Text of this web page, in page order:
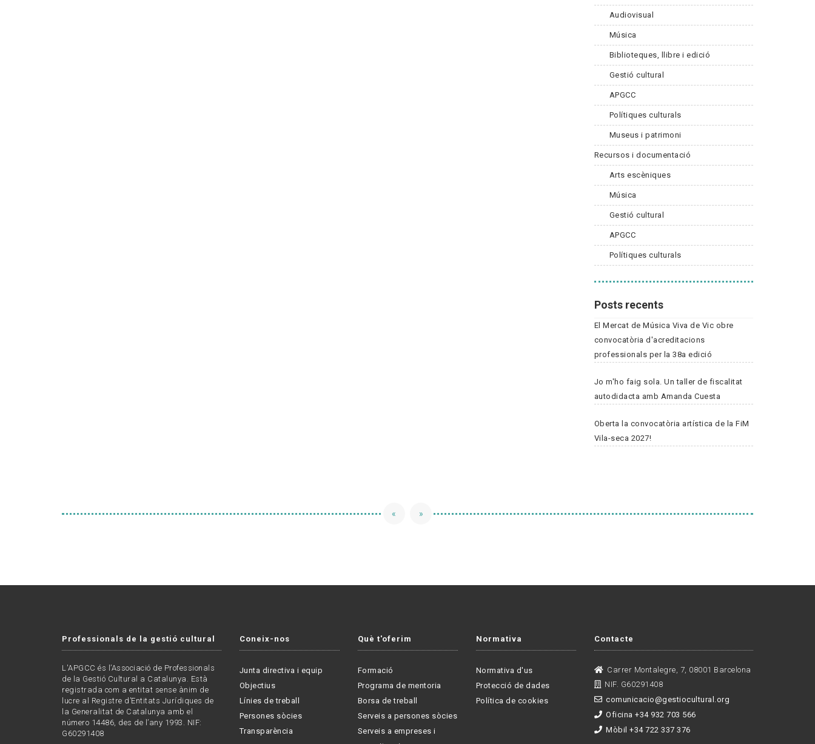
Audiovisual
Música
Biblioteques, llibre i edició
Gestió cultural
APGCC
Polítiques culturals
Museus i patrimoni
Recursos i documentació
Arts escèniques
Música
Gestió cultural
APGCC
Polítiques culturals
Posts recents
El Mercat de Música Viva de Vic obre
convocatòria d'acreditacions
professionals per la 38a edició
Jo m'ho faig sola. Un taller de fiscalitat
autodidacta amb Amanda Cuesta
Oberta la convocatòria artística de la FiM
Vila-seca 2027!
« »
Professionals de la gestió cultural
L'APGCC és l’Associació de Professionals
de la Gestió Cultural a Catalunya. Està
registrada com a entitat sense ànim de
lucre al Registre d’Entitats Jurídiques de
la Generalitat de Catalunya amb el
número 14486, des de l’any 1993. NIF:
G60291408
Coneix-nos
Junta directiva i equip
Objectius
Línies de treball
Persones sòcies
Transparència
Què t'oferim
Formació
Programa de mentoria
Borsa de treball
Serveis a persones sòcies
Serveis a empreses i
Normativa
Normativa d'us
Protecció de dades
Política de cookies
Contacte
Carrer Montalegre, 7, 08001 Barcelona
NIF. G60291408
comunicacio@gestiocultural.org
Oficina +34 932 703 566
Mòbil +34 722 337 376